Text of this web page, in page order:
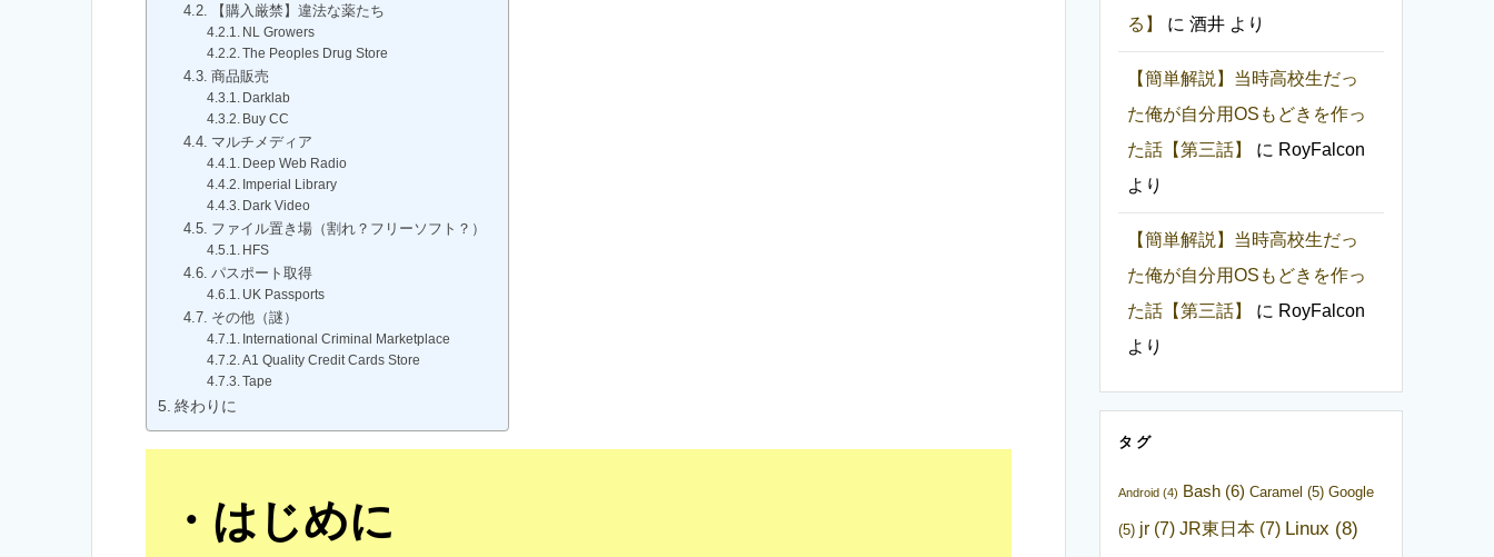
【購入厳禁】違法な薬たち
NL Growers
The Peoples Drug Store
商品販売
Darklab
Buy CC
マルチメディア
Deep Web Radio
Imperial Library
Dark Video
ファイル置き場（割れ？フリーソフト？）
HFS
パスポート取得
UK Passports
その他（謎）
International Criminal Marketplace
A1 Quality Credit Cards Store
Tape
終わりに
はじめに
る】
に酒井 より
【簡単解説】当時高校生だっ
た俺が自分用OSもどきを作っ
た話【第三話】
に RoyFalcon
より
【簡単解説】当時高校生だっ
た俺が自分用OSもどきを作っ
た話【第三話】
に RoyFalcon
より
タグ
Android (4) Bash (6) Caramel (5) Google
(5) jr (7) JR東日本 (7) Linux (8)